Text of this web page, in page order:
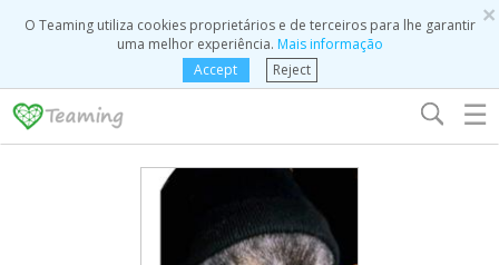
×
O Teaming utiliza cookies proprietários e de terceiros para lhe garantir
uma melhor experiência. Mais informação
Accept
Reject
☰